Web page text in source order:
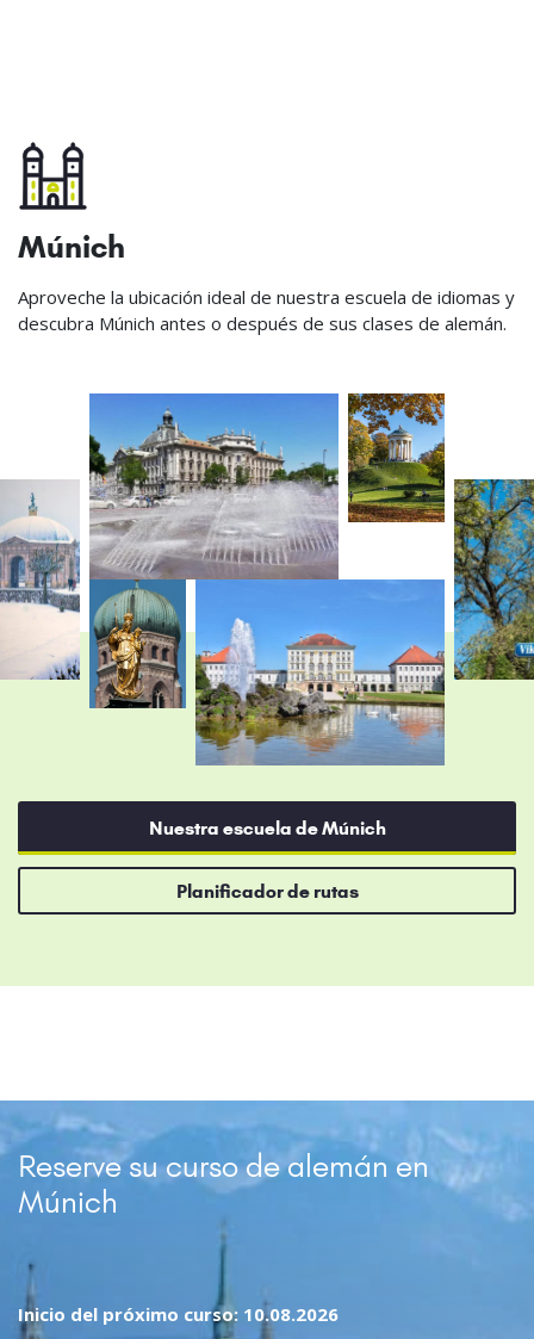
Múnich
Aproveche la ubicación ideal de nuestra escuela de idiomas y
descubra Múnich antes o después de sus clases de alemán.
Nuestra escuela de Múnich
Planificador de rutas
Reserve su curso de alemán en
Múnich
Inicio del próximo curso: 10.08.2026